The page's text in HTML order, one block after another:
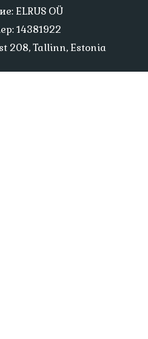
ELRUS OÜ
14381922
208, Tallinn, Estonia